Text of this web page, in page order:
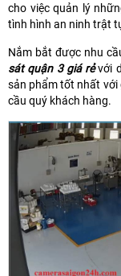
cho việc quản lý
tình hình an ninh trật
Nắm bắt được nhu
sát quận 3 giá rẻvới
sản phẩm tốt nhất với
cầu quý khách hàng.